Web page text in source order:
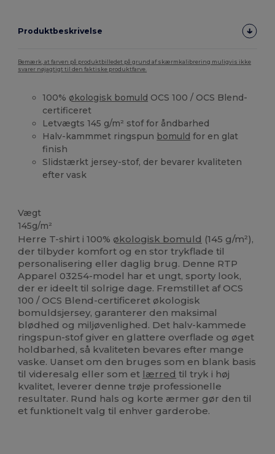
Produktbeskrivelse
Bemærk, at farven på produktbilledet på grund af skærmkalibrering muligvis ikke
svarer nøjagtigt til den faktiske produktfarve.
100% økologisk bomuld OCS 100 / OCS Blend-
certificeret
Letvægts 145 g/m² stof for åndbarhed
Halv-kammmet ringspun bomuld for en glat
finish
Slidstærkt jersey-stof, der bevarer kvaliteten
efter vask
Vægt
145g/m²
Herre T-shirt i 100% økologisk bomuld (145 g/m²),
der tilbyder komfort og en stor trykflade til
personalisering eller daglig brug. Denne RTP
Apparel 03254-model har et ungt, sporty look,
der er ideelt til solrige dage. Fremstillet af OCS
100 / OCS Blend-certificeret økologisk
bomuldsjersey, garanterer den maksimal
blødhed og miljøvenlighed. Det halv-kammede
ringspun-stof giver en glattere overflade og øget
holdbarhed, så kvaliteten bevares efter mange
vaske. Uanset om den bruges som en blank basis
til videresalg eller som et lærred til tryk i høj
kvalitet, leverer denne trøje professionelle
resultater. Rund hals og korte ærmer gør den til
et funktionelt valg til enhver garderobe.